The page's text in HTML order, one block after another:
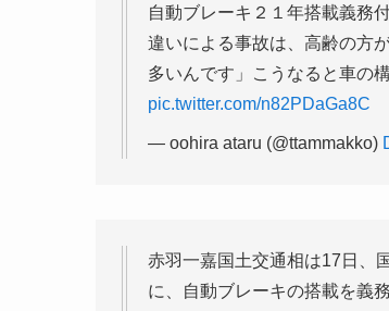
自動ブレーキ２１年搭載義
違いによる事故は、高齢の方
多いんです」こうなると車の
pic.twitter.com/n82PDaGa8C
— oohira ataru (@ttammakko)
赤羽一嘉国土交通相は17日、
に、自動ブレーキの搭載を義